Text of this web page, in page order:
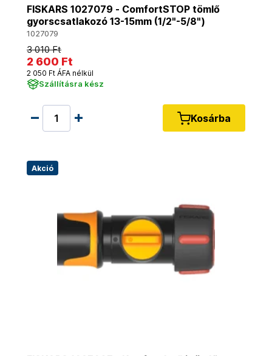
FISKARS 1027079 - ComfortSTOP tömlő
gyorscsatlakozó 13-15mm (1/2"-5/8")
1027079
3 010 Ft
2 600 Ft
2 050 Ft ÁFA nélkül
Szállításra kész
Kosárba
Akció